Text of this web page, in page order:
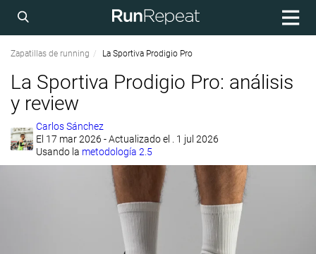
Zapatillas de running La Sportiva Prodigio Pro
La Sportiva Prodigio Pro: análisis
y review
Carlos Sánchez
El 17 mar 2026 - Actualizado el . 1 jul 2026
Usando la metodología 2.5